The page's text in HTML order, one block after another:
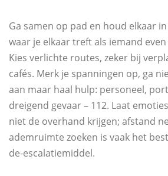
Ga samen op pad en houd elkaar
waar je elkaar treft als iemand
Kies verlichte routes, zeker bij
cafés. Merk je spanningen op, ga
aan maar haal hulp: personeel,
dreigend gevaar – 112. Laat
niet de overhand krijgen; afstand
ademruimte zoeken is vaak het
de‑escalatiemiddel.